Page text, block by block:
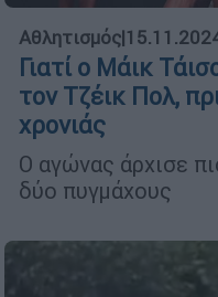
Αθλητισμός|
Γιατί ο Μάικ
τον Τζέικ Πολ,
χρονιάς
Ο αγώνας άρχισε
δύο πυγμάχους